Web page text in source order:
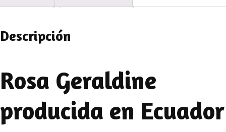
Descripción
Rosa Geraldine
producida en Ecuador